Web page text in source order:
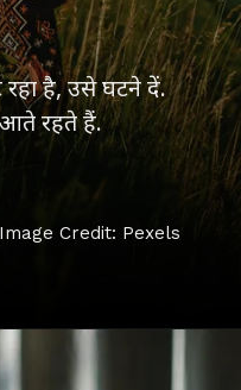
रहा है, उसे घटने दें.
आते रहते हैं.
Image Credit: Pexels